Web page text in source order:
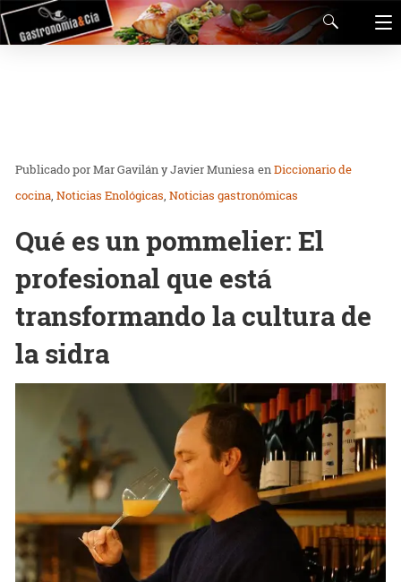
Mar Gavilán y Javier Muniesa enDiccionario de
cocina Noticias Enológicas Noticias gastronómicas
Qué es un pommelier: El
profesional que está
transformando la cultura de
la sidra